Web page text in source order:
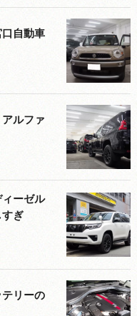
自動車
ルファ
ーゼル
すぎ
リーの